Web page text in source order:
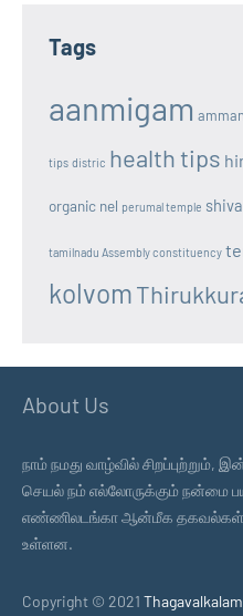
Tags
aanmigam
tips distric health tips
organic nel perumal temple
tamilnadu Assembly constituency
kolvom
About Us
நாம் நமது வாழ்வில் சிறப்புற்றும்,
செயல் நம் எல்லோருக்கும் நன்மை
எண்ணிலடங்கா ஆன்மீக தகவல்கள்
உள்ளன.
Copyright © 2021 Thagavalkalam